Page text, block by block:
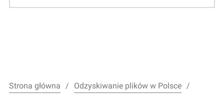
Strona główna
Odzyskiwanie plików w Polsce